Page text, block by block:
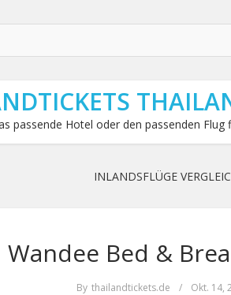
passende Hotel oder den passenden Flug
INLANDSFLÜGE
Wandee Bed &
By thailandtickets.de / Okt. 14,